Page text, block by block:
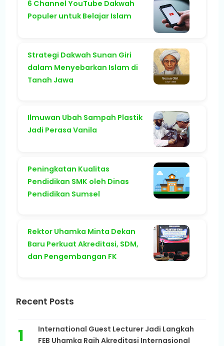
6 Channel YouTube Dakwah
Populer untuk Belajar Islam
Strategi Dakwah Sunan Giri
dalam Menyebarkan Islam di
Tanah Jawa
Ilmuwan Ubah Sampah Plastik
Jadi Perasa Vanila
Peningkatan Kualitas
Pendidikan SMK oleh Dinas
Pendidikan Sumsel
Rektor Uhamka Minta Dekan
Baru Perkuat Akreditasi, SDM,
dan Pengembangan FK
Recent Posts
International Guest Lecturer Jadi Langkah
FEB Uhamka Raih Akreditasi Internasional